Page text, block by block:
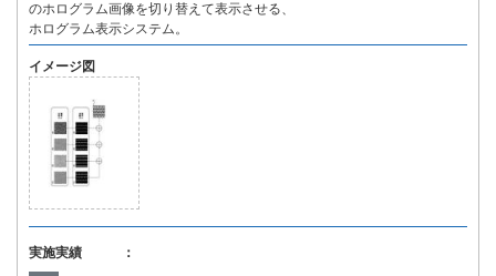
のホログラム画像を切り替えて表示させる、
ホログラム表示システム。
イメージ図
実施実績 ：